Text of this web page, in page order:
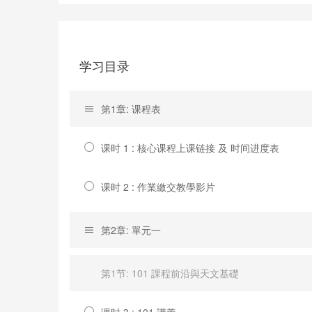
学习目录
第1章: 课程表
课时 1 : 核心课程上课链接 及 时间进度表
课时 2 : 作業繳交教學影片
第2章: 單元一
第1节: 101 課程前沿與天文基礎